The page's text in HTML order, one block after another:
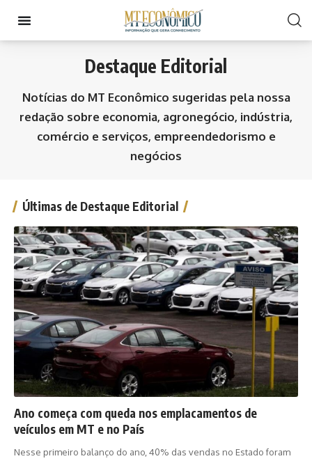
Destaque Editorial
Notícias do MT Econômico sugeridas pela nossa
redação sobre economia, agronegócio, indústria,
comércio e serviços, empreendedorismo e
negócios
Últimas de Destaque Editorial
Ano começa com queda nos emplacamentos de
veículos em MT e no País
Nesse primeiro balanço do ano, 40% das vendas no Estado foram